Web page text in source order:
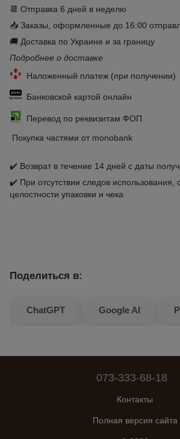
📆 Отправка 6 дней в неделю
📥 Заказы, оформленные до 16:00
🚚 Доставка по Украине и за границу
Подробнее о доставке
Наложенный платеж (при получении)
Банковской картой онлайн
Перевод по реквизитам ФОП
Покупка частями от monobank
✔️ Возврат в течение 14 дней с даты
✔️ При отсутствии следов использования,
целостности упаковки и чека
Поделиться в:
ChatGPT Google AI
073-333-68-18
Контакты
Полная версия сайта